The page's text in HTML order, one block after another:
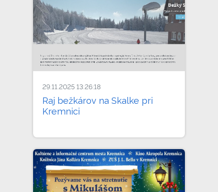
29.11.2025 13:26:18
Raj bežkárov na Skalke pri
Kremnici